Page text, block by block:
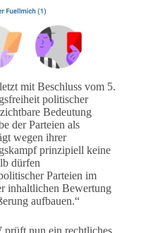
mit Beschluss vom 5.
politischer
Bedeutung
der Parteien als
wegen ihrer
prinzipiell keine
dürfen
Parteien im
inhaltlichen Bewertung
aufbauen.“
prüft nun ein rechtliches